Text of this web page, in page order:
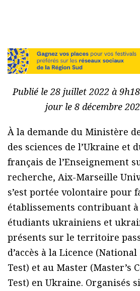
Publié le 28 juillet 2022 à
jour le 8 décembre
À la demande du Ministère
des sciences de l’Ukraine et
français de l’Enseignement
recherche, Aix-Marseille
s’est portée volontaire pour
établissements contribuant à
étudiants ukrainiens et
présents sur le territoire
d’accès à la Licence
Test) et au Master (Master’s
Test) en Ukraine. Organisés